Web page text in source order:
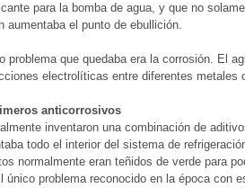
para la bomba de agua, y que no
aumentaba el punto de ebullición.
problema que quedaba era la corrosión. El
electrolíticas entre diferentes metales
anticorrosivos
inventaron una combinación de
todo el interior del sistema de
normalmente eran teñidos de verde para
único problema reconocido en la época con